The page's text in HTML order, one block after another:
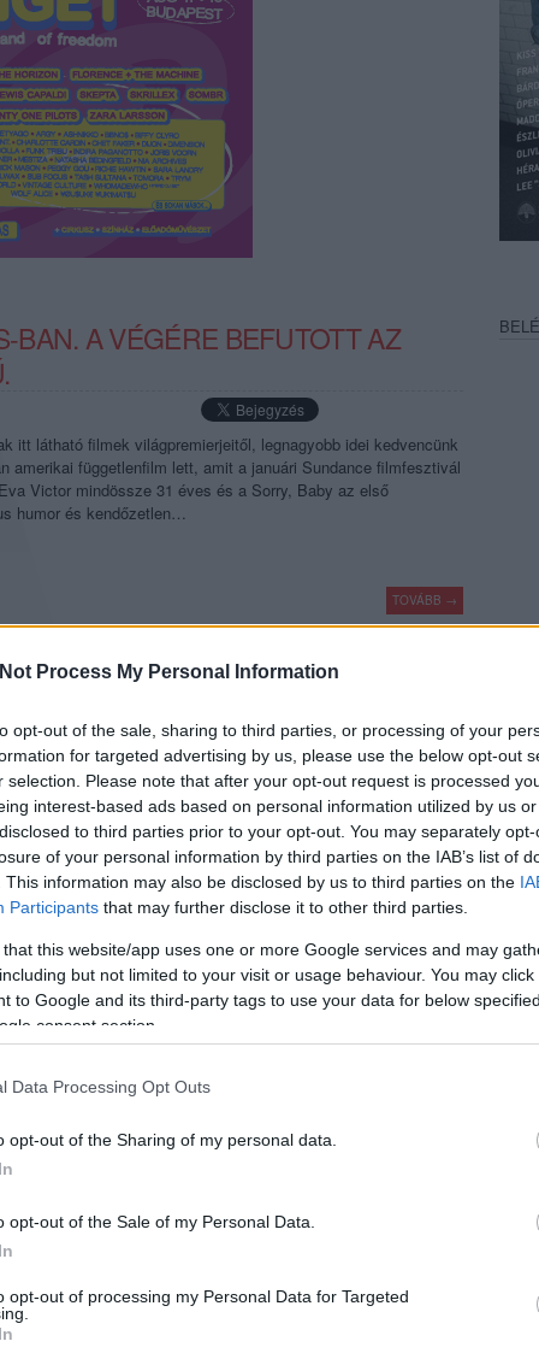
Process My Personal Information
opt-out of the sale, sharing to third parties, or processing of your
for targeted advertising by us, please use the below opt-out
selection. Please note that after your opt-out request is processed
interest-based ads based on personal information utilized by us
to third parties prior to your opt-out. You may separately
of your personal information by third parties on the IAB’s list of
This information may also be disclosed by us to third parties on the
Participants that may further disclose it to other third parties.
that this website/app uses one or more Google services and may
but not limited to your visit or usage behaviour. You may
to Google and its third-party tags to use your data for below
consent section.
Data Processing Opt Outs
opt-out of the Sharing of my personal data.
opt-out of the Sale of my Personal Data.
opt-out of processing my Personal Data for Targeted
BAN. A VÉGÉRE BEFUTOTT AZ
itt látható filmek világpremierjeitől, legnagyobb idei kedvencünk
amerikai függetlenfilm lett, amit a januári Sundance filmfesztivál
Victor mindössze 31 éves és a Sorry, Baby az első
humor és kendőzetlen…
TOVÁBB →
MINTHA BARTÓK ÉS KODÁLY
versenyprogramban Oliver Hermanus régimódi és komótos
a legtöbb itteni kritikusnak a húsz évvel ezelőtti Brokeback
utolsósorban pedig…
TOVÁBB →
cannes 2025
ELMARADT AZ ÚJABB
embere után Joachim Trier és Renate Reinsve újabb